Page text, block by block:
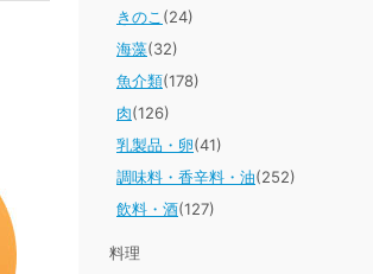
きのこ (24)
海藻(32)
魚介類(178)
肉(126)
乳製品・卵(41)
調味料・香辛料・油(252)
飲料・酒(127)
料理